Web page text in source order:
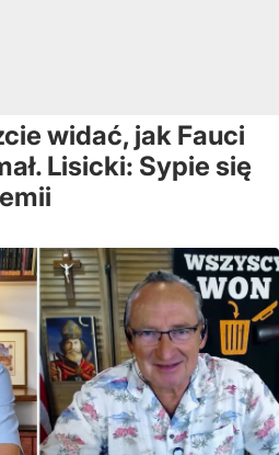
widać, jak Fauci
Lisicki: Sypie się